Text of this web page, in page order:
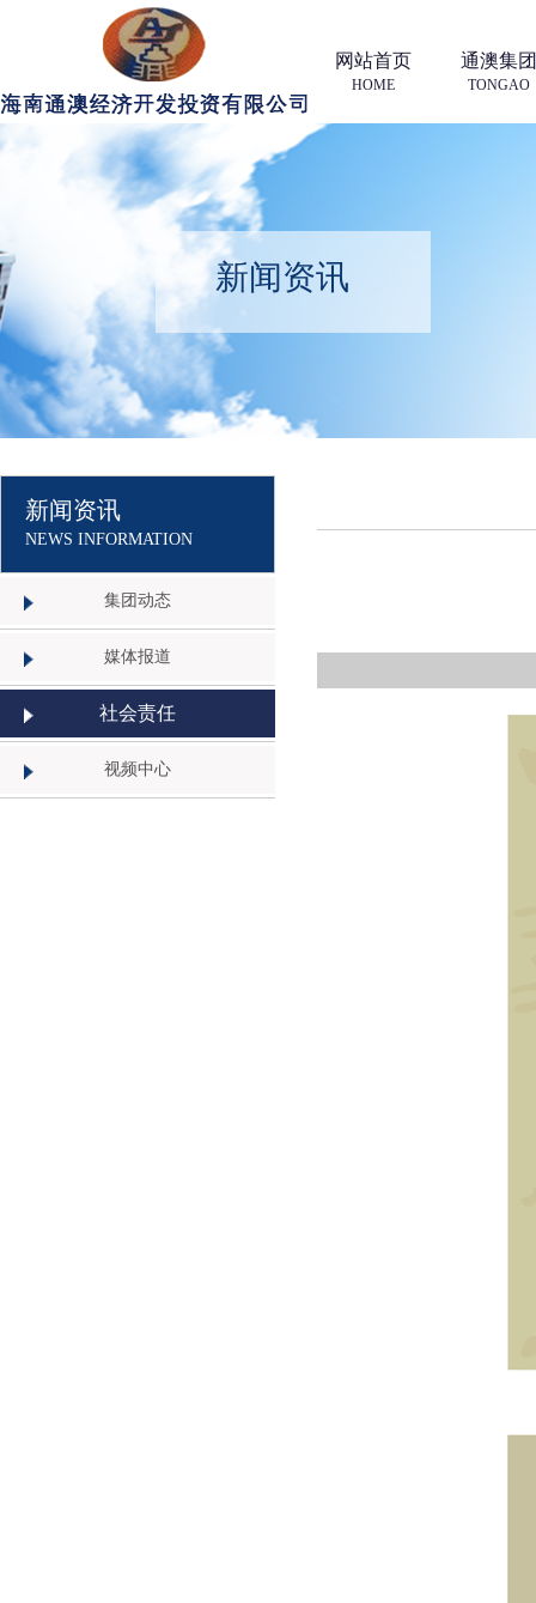
网站首页
HOME
通澳集
TONGAO
新闻资讯
新闻资讯
NEWS INFORMATION
集团动态
媒体报道
社会责任
视频中心